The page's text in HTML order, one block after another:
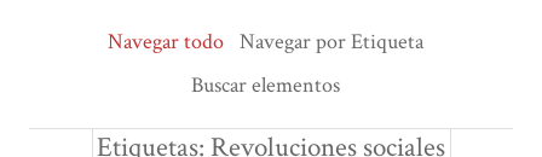
Navegar todo Navegar por Etiqueta
Buscar elementos
Etiquetas: Revoluciones sociales